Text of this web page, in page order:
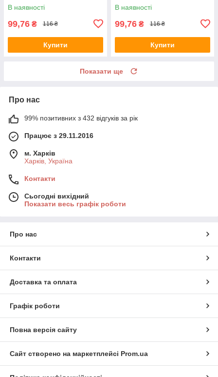
В наявності
99,76 ₴ 116 ₴
Купити
В наявності
99,76 ₴ 116 ₴
Купити
Показати ще
Про нас
99% позитивних з 432 відгуків за рік
Працює з 29.11.2016
м. Харків
Харків, Україна
Контакти
Сьогодні вихідний
Показати весь графік роботи
Про нас
Контакти
Доставка та оплата
Графік роботи
Повна версія сайту
Сайт створено на маркетплейсі Prom.ua